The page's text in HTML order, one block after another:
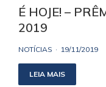
É HOJE! –
2019
NOTÍCIAS 19/11/2019
LEIA MAIS